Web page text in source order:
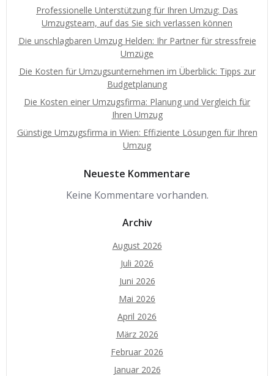
Professionelle Unterstützung für Ihren Umzug: Das
Umzugsteam, auf das Sie sich verlassen können
Die unschlagbaren Umzug Helden: Ihr Partner für stressfreie
Umzüge
Die Kosten für Umzugsunternehmen im Überblick: Tipps zur
Budgetplanung
Die Kosten einer Umzugsfirma: Planung und Vergleich für
Ihren Umzug
Günstige Umzugsfirma in Wien: Effiziente Lösungen für Ihren
Umzug
Neueste Kommentare
Keine Kommentare vorhanden.
Archiv
August 2026
Juli 2026
Juni 2026
Mai 2026
April 2026
März 2026
Februar 2026
Januar 2026